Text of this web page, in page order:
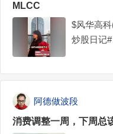
MLCC
$风华高
炒股日记#
阿德做波段
消费调整一周，下周总